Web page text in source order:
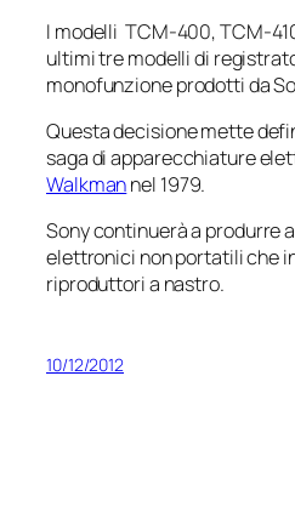
I modelli TCM-400, TCM-
ultimi tre modelli di
monofunzione prodotti da
Questa decisione mette
saga di apparecchiature
Walkmannel 1979.
Sony continuerà a produrre
elettronici non portatili che
riproduttori a nastro.
10/12/2012